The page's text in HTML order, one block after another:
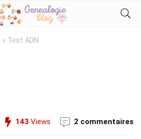
» Test ADN
143 Views 2 commentaires